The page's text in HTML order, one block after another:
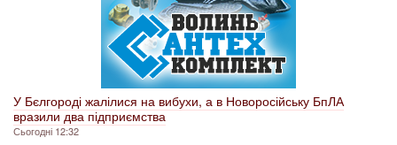
У Бєлгороді жалілися на вибухи, а в Новоросійську БпЛА
вразили два підприємства
Сьогодні 12:32